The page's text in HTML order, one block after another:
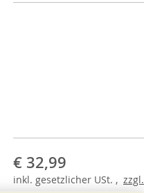
€ 32,99
inkl. gesetzlicher USt. , zzgl.